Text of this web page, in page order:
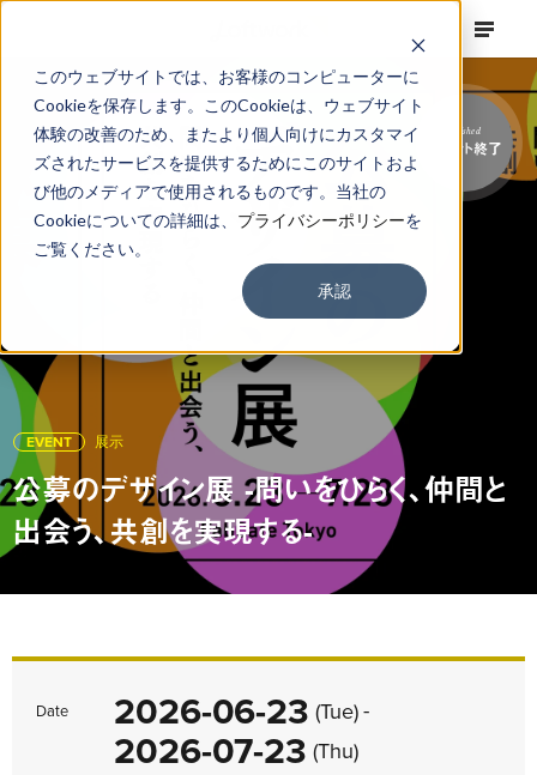
このウェブサイトでは、お客様のコンピューターに
Cookieを保存します。このCookieは、ウェブサイト
体験の改善のため、またより個人向けにカスタマイ
ズされたサービスを提供するためにこのサイトおよ
び他のメディアで使用されるものです。当社の
Cookieについての詳細は、 プライバシーポリシーを
ご覧ください。
承認
EVENT 展示
公募のデザイン展 -問いをひらく、仲間と
出会う、共創を実現する-
Finished
イベント終了
Date 2026-06-23 (Tue)-
2026-07-23 (Thu)